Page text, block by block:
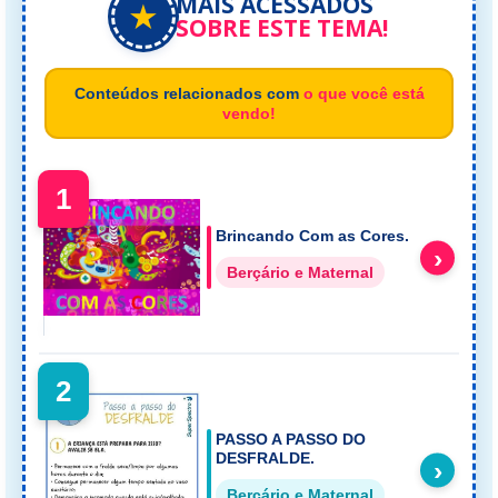
★ SOBRE ESTE TEMA!
Conteúdos relacionados com o que você está
vendo!
1
Brincando Com as Cores.
Berçário e Maternal ›
2
PASSO A PASSO DO
DESFRALDE.
Berçário e Maternal
›